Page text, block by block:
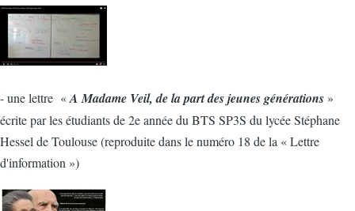
- une lettre «A Madame Veil, de la part des jeunes générations »
écrite par les étudiants de 2e année du BTS SP3S du lycée Stéphane
Hessel de Toulouse (reproduite dans le numéro 18 de la « Lettre
d'information »)